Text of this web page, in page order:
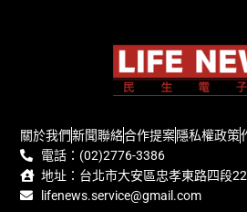
關於我們新聞聯絡合作提案隱私權政策
電話：(02)2776-3386
地址：台北市大安區忠孝東路四段
lifenews.service@gmail.com